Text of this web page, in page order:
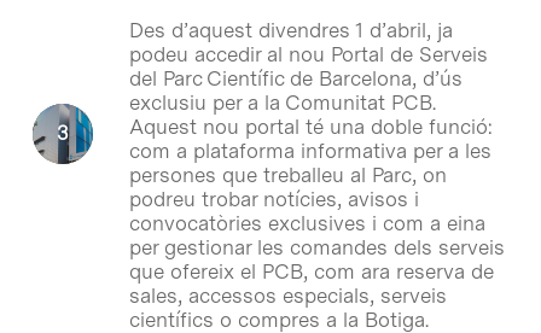
Des d’aquest divendres 1 d’abril, ja
podeu accedir al nou Portal de Serveis
del Parc Científic de Barcelona, d’ús
exclusiu per a la Comunitat PCB.
Aquest nou portal té una doble funció:
com a plataforma informativa per a les
persones que treballeu al Parc, on
podreu trobar notícies, avisos i
convocatòries exclusives i com a eina
per gestionar les comandes dels serveis
que ofereix el PCB, com ara reserva de
sales, accessos especials, serveis
científics o compres a la Botiga.